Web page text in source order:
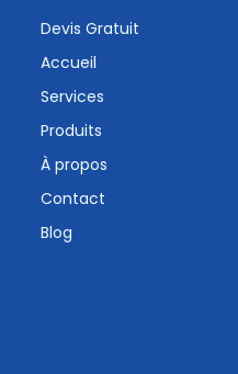
Devis Gratuit
Accueil
Services
Produits
À propos
Contact
Blog